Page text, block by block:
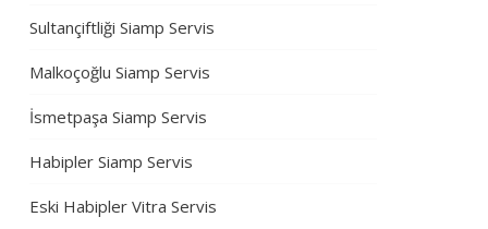
Sultançiftliği Siamp Servis
Malkoçoğlu Siamp Servis
İsmetpaşa Siamp Servis
Habipler Siamp Servis
Eski Habipler Vitra Servis